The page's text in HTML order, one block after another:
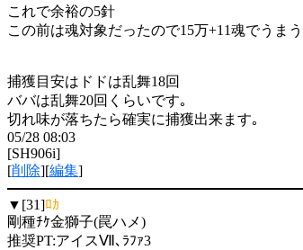
これで余裕の5針
この前は魂対象だったので15万+11魂でうまう
捕獲目安はドドは乱舞18回
ババは乱舞20回くらいです｡
切れ味が落ちたら確実に捕獲出来ます｡
05/28 08:03
[SH906i]
[削除][編集]
▼[31]ﾛｶ
剛種ﾁｹ金獅子(罠ハメ)
推奨PT:アイスⅦ､ﾗﾌｧ3